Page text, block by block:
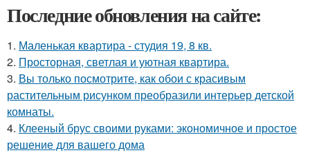
Последние обновления на сайте:
1. Маленькая квартира - студия 19, 8 кв.
2. Просторная, светлая и уютная квартира.
3. Вы только посмотрите, как обои с красивым
растительным рисунком преобразили интерьер детской
комнаты.
4. Клееный брус своими руками: экономичное и простое
решение для вашего дома